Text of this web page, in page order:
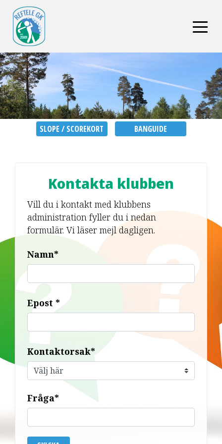
SLOPE / SCOREKORT BANGUIDE
Kontakta klubben
Vill du i kontakt med klubbens
administration fyller du i nedan
formulär. Vi läser mejl dagligen.
Namn*
Epost *
Kontaktorsak*
Fråga*